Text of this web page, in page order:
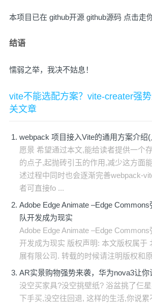
本项目已在 github开源 github源码 点击走
结语
懦弱之举，我决不姑息！
vite不能选配方案？vite-creater强
关文章
webpack 项目接入Vite的通用方案介绍(
愿景 希望通过本文,能给读者提供一个
的点子,起抛砖引玉的作用,减少这方面
述过程中同时也会逐渐完善webpack-
者可直接fo ...
Adobe Edge Animate –Edge
队开发成为现实
Adobe Edge Animate –Edge
开发成为现实 版权声明: 本文版权属于
展有限公司. 转载的时候请注明版权和
AR实景购物强势来袭，华为nova3让你
没空买家具?没空挑壁纸? 浴盆挑了仨
下手买,没空往回退, 这样的生活,你说